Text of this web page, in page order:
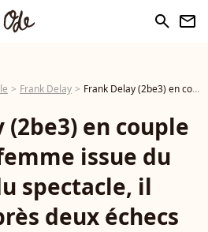
search newsletter
Frank Delay Frank Delay (2be3) en couple avec une femme issue du milieu du spectacle, il savoure après deux échecs
(2be3) en couple
issue du
spectacle, il
deux échecs